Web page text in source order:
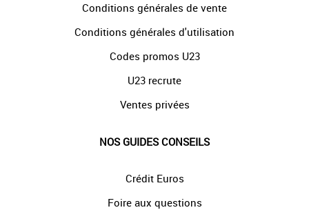
Conditions générales de vente
Conditions générales d'utilisation
Codes promos U23
U23 recrute
Ventes privées
NOS GUIDES CONSEILS
Crédit Euros
Foire aux questions